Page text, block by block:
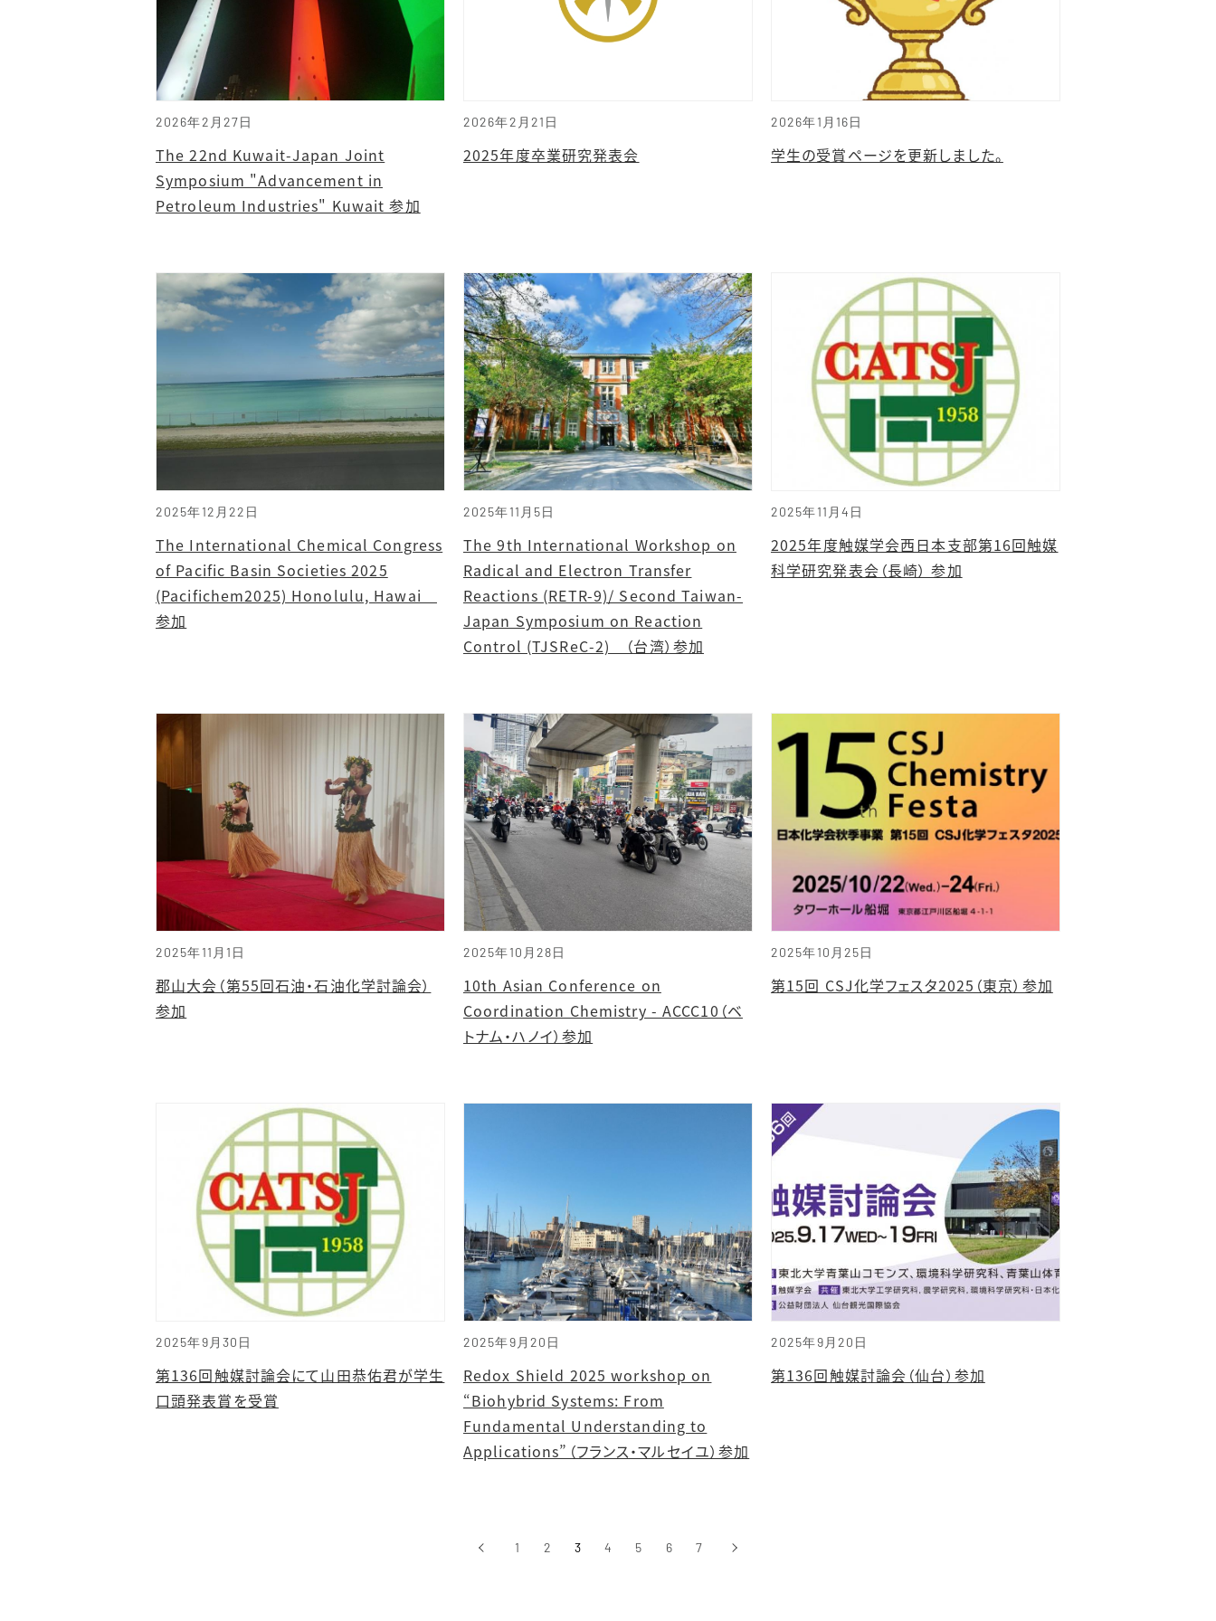
2026年2月27日
The 22nd Kuwait-Japan Joint
Symposium "Advancement in
Petroleum Industries" Kuwait 参加
2026年2月21日
2025年度卒業研究発表会
2026年1月16日
学生の受賞ページを更新しました。
2025年12月22日
The International Chemical Congress
of Pacific Basin Societies 2025
(Pacifichem2025) Honolulu, Hawai
参加
2025年11月5日
The 9th International Workshop on
Radical and Electron Transfer
Reactions (RETR-9)/ Second Taiwan-
Japan Symposium on Reaction
Control (TJSReC-2) （台湾）参加
2025年11月4日
2025年度触媒学会西日本支部第16回触媒
科学研究発表会（長崎） 参加
2025年11月1日
郡山大会（第55回石油・石油化学討論会）
参加
2025年10月28日
10th Asian Conference on
Coordination Chemistry - ACCC10（ベ
トナム・ハノイ）参加
2025年10月25日
第15回 CSJ化学フェスタ2025（東京）参加
2025年9月30日
第136回触媒討論会にて山田恭佑君が学生
口頭発表賞を受賞
2025年9月20日
Redox Shield 2025 workshop on
“Biohybrid Systems: From
Fundamental Understanding to
Applications”（フランス・マルセイユ）参加
2025年9月20日
第136回触媒討論会（仙台）参加
‹前へ 1 2 3 4 5 6 7 ›次へ